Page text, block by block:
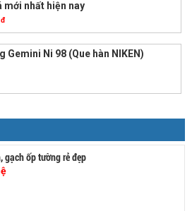
mới nhất hiện nay
đ
Gemini Ni 98 (Que hàn NIKEN)
gạch ốp tường rẻ đẹp